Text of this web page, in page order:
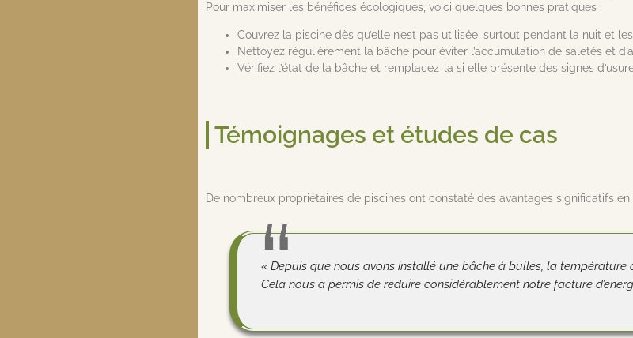
Pour maximiser les bénéfices écologiques, voici quelques bonnes pratiques :
Couvrez la piscine dès qu’elle n’est pas utilisée, surtout pendant la nuit et
Nettoyez régulièrement la bâche pour éviter l’accumulation de saletés et
Vérifiez l’état de la bâche et remplacez-la si elle présente des signes
Témoignages et études de cas
De nombreux propriétaires de piscines ont constaté des avantages significatifs
« Depuis que nous avons installé une bâche à bulles, la
Cela nous a permis de réduire considérablement notre facture